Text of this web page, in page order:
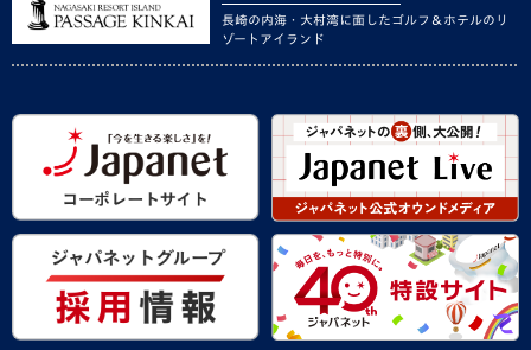
長崎の内海・大村湾に面したゴルフ＆ホテルのリ
ゾートアイランド